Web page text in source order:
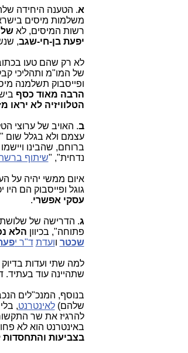
א. הטענה היחידה
משלמות מיסים
רשות המיסים, לא
יפעת בן-חי-שגב,
לא רק שהם טעו
של המו"מ ותהליכי
ופייסבוק תשלמנה
הרבה מאוד כסף
הטלוויזיה לא יראו
ב. האויב של ערוצי
עצמם ולא בגלל שום
נדחית", "שיתוף
איום ממשי יהיה על
גוגל ופייסבוק הם
עסקי אפשרי.
ג. הדרישה של שלושת
פתוחה", בכיוון הלא
שכטר וועדת ד"ר י
למה שתי ועדות בדיוק
שתהיינה עוד בעתיד.
שלהם)לאינטרנט,
להרגיז את שר
באינטרנט הוא לא
בצביעות